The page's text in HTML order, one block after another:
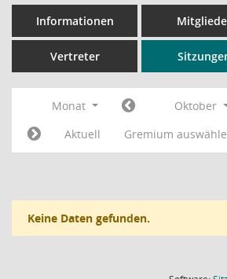
Informationen
Vertreter
Monat Oktober
Aktuell
Gremium
Keine Daten gefunden.